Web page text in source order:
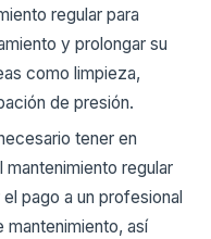
regular para
y prolongar su
como limpieza,
de presión.
tener en
regular
pago a un profesional
mantenimiento, así